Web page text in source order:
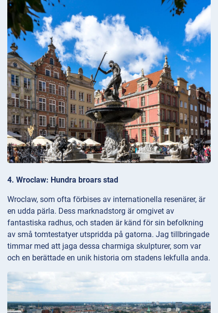
4. Wroclaw: Hundra broars stad
Wroclaw, som ofta förbises av internationella resenärer, är
en udda pärla. Dess marknadstorg är omgivet av
fantastiska radhus, och staden är känd för sin befolkning
av små tomtestatyer utspridda på gatorna. Jag tillbringade
timmar med att jaga dessa charmiga skulpturer, som var
och en berättade en unik historia om stadens lekfulla anda.